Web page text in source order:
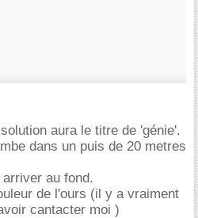
aura le titre de 'génie'.
dans un puis de 20 metres
au fond.
de l'ours (il y a vraiment
cantacter moi )